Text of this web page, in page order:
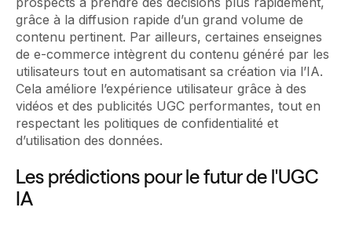
grâce à la diffusion rapide d’un grand volume de
contenu pertinent. Par ailleurs, certaines enseignes
de e-commerce intègrent du contenu généré par les
utilisateurs tout en automatisant sa création via l’IA.
Cela améliore l’expérience utilisateur grâce à des
vidéos et des publicités UGC performantes, tout en
respectant les politiques de confidentialité et
d’utilisation des données.
Les prédictions pour le futur de l'UGC
IA